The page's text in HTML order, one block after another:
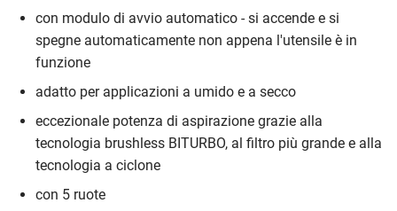
con modulo di avvio automatico - si accende e si
spegne automaticamente non appena l'utensile è in
funzione
adatto per applicazioni a umido e a secco
eccezionale potenza di aspirazione grazie alla
tecnologia brushless BITURBO, al filtro più grande e alla
tecnologia a ciclone
con 5 ruote